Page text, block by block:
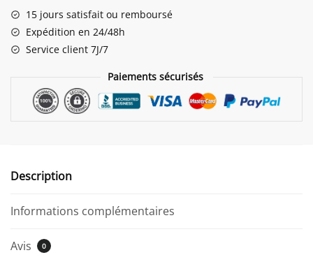
Led
15 jours satisfait ou remboursé
Expédition en 24/48h
Service client 7J/7
Paiements sécurisés
Description
Informations complémentaires
Avis 0